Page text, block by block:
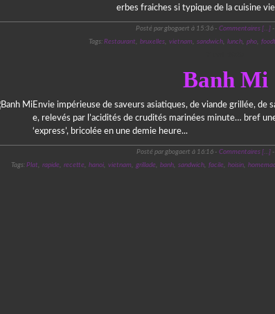
erbes fraiches si typique de la cuisine
Posté par gbogaert à 15:36 - Commentaires […]
Tags: Restaurant, bruxelles, vietnam, sandwich, lunch, pho,
Banh Mi
Envie impérieuse de saveurs asiatiques, de viande grillée, de
e, relevés par l’acidités de crudités marinées minute… bref
‘express’, bricolée en une demie heure...
Posté par gbogaert à 16:16 - Commentaires […]-
Tags: Plat, rapide, recette, hanoi, vietnam, grillade, banh, sandwich, facile, hoisin,